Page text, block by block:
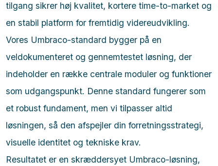
tilgang sikrer høj kvalitet, kortere time-to-market og
en stabil platform for fremtidig videreudvikling.
Vores Umbraco-standard bygger på en
veldokumenteret og gennemtestet løsning, der
indeholder en række centrale moduler og funktioner
som udgangspunkt. Denne standard fungerer som
et robust fundament, men vi tilpasser altid
løsningen, så den afspejler din forretningsstrategi,
visuelle identitet og tekniske krav.
Resultatet er en skræddersyet Umbraco-løsning,